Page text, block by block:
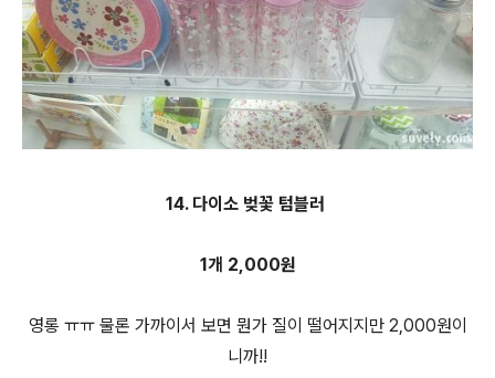
14. 다이소 벚꽃 텀블러
1개 2,000원
영롱 ㅠㅠ 물론 가까이서 보면 뭔가 질이 떨어지지만 2,000원이
니까!!